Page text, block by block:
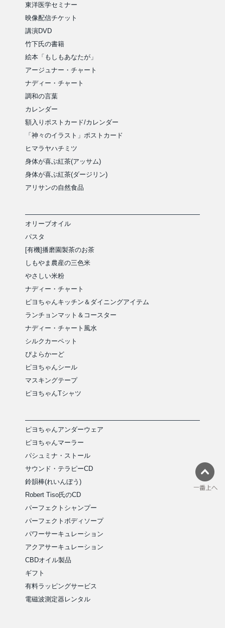
東洋医学セミナー
映像配信チケット
講演DVD
竹下氏の書籍
絵本「もしもあなたが」
アージュナー・チャート
ナディー・チャート
調和の言葉
カレンダー
額入りポストカード/カレンダー
「神々のイラスト」ポストカード
ヒマラヤハチミツ
身体が喜ぶ紅茶(アッサム)
身体が喜ぶ紅茶(ダージリン)
アリサンの自然食品
オリーブオイル
パスタ
[有機]播磨園製茶のお茶
しもやま農産の三色米
やさしい米粉
ナディー・チャート
ピヨちゃんキッチン＆ダイニングアイテム
ランチョンマット＆コースター
ナディー・チャート風水
シルクカーペット
ぴよらかーど
ピヨちゃんシール
マスキングテープ
ピヨちゃんTシャツ
ピヨちゃんアンダーウェア
ピヨちゃんマーラー
パシュミナ・ストール
サウンド・テラピーCD
鈴韻棒(れいんぼう)
Robert Tiso氏のCD
パーフェクトシャンプー
パーフェクトボディソープ
パワーサーキュレーション
アクアサーキュレーション
CBDオイル製品
ギフト
有料ラッピングサービス
電磁波測定器レンタル